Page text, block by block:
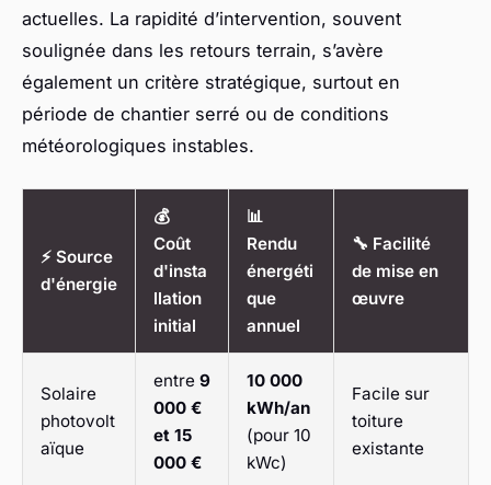
actuelles. La rapidité d’intervention, souvent
soulignée dans les retours terrain, s’avère
également un critère stratégique, surtout en
période de chantier serré ou de conditions
météorologiques instables.
⚡ Source
d'énergie
💰
Coût
d'insta
llation
initial
📊
Rendu
énergéti
que
annuel
🔧 Facilité
de mise en
œuvre
Solaire
photovolt
aïque
entre 9
000 €
et 15
000 €
10 000
kWh/an
(pour 10
kWc)
Facile sur
toiture
existante